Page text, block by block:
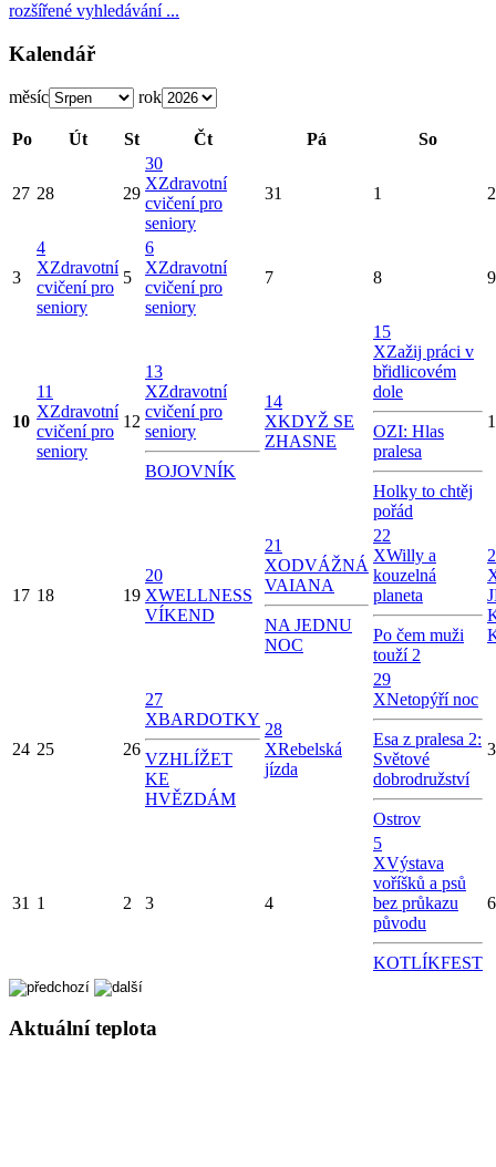
rozšířené vyhledávání ...
Kalendář
měsíc rok
Po Út St Čt Pá So
27 28 29
30
XZdravotní
cvičení pro
seniory
31 1 2
3
4
XZdravotní
cvičení pro
seniory
5
6
XZdravotní
cvičení pro
seniory
7 8 9
10
11
XZdravotní
cvičení pro
seniory
12
13
XZdravotní
cvičení pro
seniory
BOJOVNÍK
14
XKDYŽ SE
ZHASNE
15
XZažij práci v
břidlicovém
dole
OZI: Hlas
pralesa
Holky to chtěj
pořád
17 18 19
20
XWELLNESS
VÍKEND
21
XODVÁŽNÁ
VAIANA
NA JEDNU
NOC
22
XWilly a
kouzelná
planeta
Po čem muži
touží 2
24 25 26
27
XBARDOTKY
VZHLÍŽET
KE
HVĚZDÁM
28
XRebelská
jízda
29
XNetopýří noc
Esa z pralesa 2:
Světové
dobrodružství
Ostrov
31 1 2 3 4
5
XVýstava
voříšků a psů
bez průkazu
původu
KOTLÍKFEST
6
Aktuální teplota